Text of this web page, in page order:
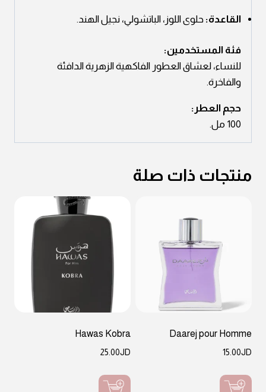
القاعدة: حلوى اللوز، الباتشولي، نجيل الهند.
فئة المستخدمين:
للنساء، لعشاق العطور الفاكهية الزهرية الدافئة
والفاخرة.
حجم العطر:
100 مل.
منتجات ذات صلة
Daarej pour Homme
JD
15.00
Hawas Kobra
JD
25.00